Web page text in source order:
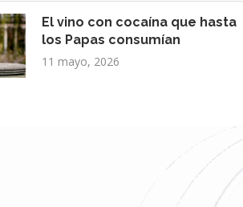
El vino con cocaína que hasta
los Papas consumían
11 mayo, 2026